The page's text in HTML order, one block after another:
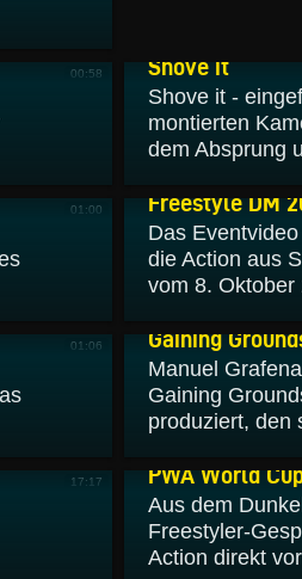
00:58 Shove it
Shove it -
montierten
dem Absprung
01:00 Freestyle DM
Das
die Action aus
vom 8. Oktober
01:06 Gaining
Manuel
Gaining
produziert, den
17:17 PWA World
Aus dem
Freestyler-
Action direkt